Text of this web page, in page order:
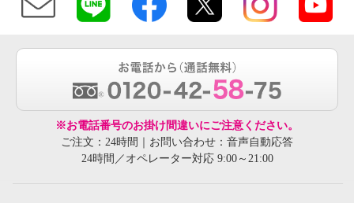
※お電話番号のお掛け間違いにご注意ください。
ご注文：24時間｜お問い合わせ：音声自動応答
24時間／オペレーター対応 9:00～21:00